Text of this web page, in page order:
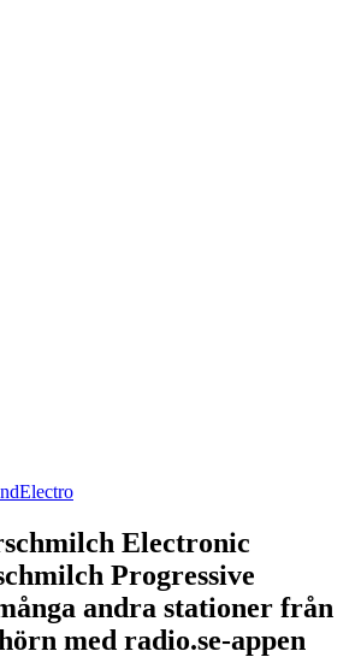
Electro
Electronic
Progressive
andra stationer från
med radio.se-appen